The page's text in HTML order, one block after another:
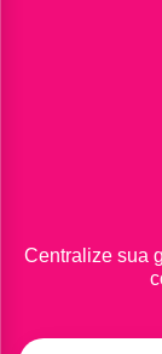
Centralize sua